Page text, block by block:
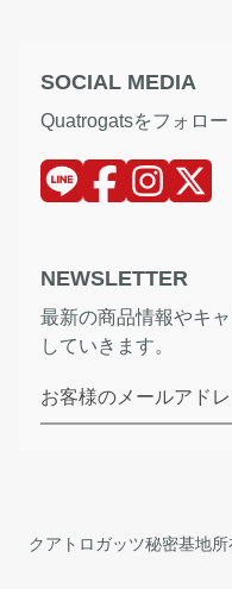
SOCIAL MEDIA
Quatrogatsをフォロー
NEWSLETTER
最新の商品情報やキ
していきます。
お客様のメールアドレ
クアトロガッツ秘密基地